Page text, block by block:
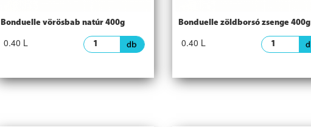
Bonduelle vörösbab natúr 400g
0.40 L
Bonduelle zöldborsó zsenge 400g
0.40 L